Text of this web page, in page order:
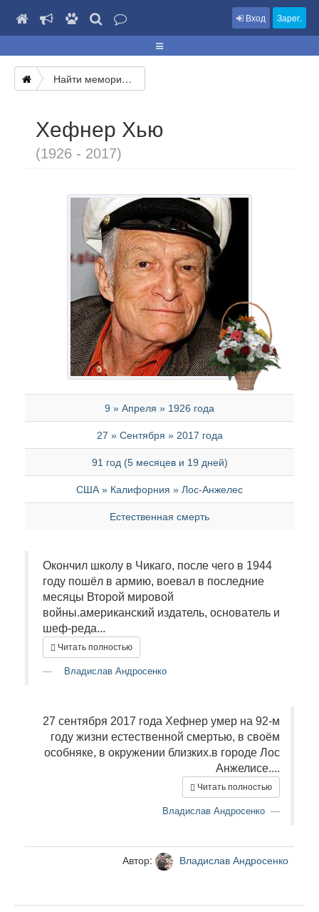
Вход Зарег.
Найти мемориал
Хефнер Хью
(1926 - 2017)
9 » Апреля » 1926 года
27 » Сентября » 2017 года
91 год (5 месяцев и 19 дней)
США » Калифорния » Лос-Анжелес
Естественная смерть
Окончил школу в Чикаго, после чего в 1944
году пошёл в армию, воевал в последние
месяцы Второй мировой
войны.американский издатель, основатель и
шеф-реда...
Читать полностью
Владислав Андросенко
27 сентября 2017 года Хефнер умер на 92-м
году жизни естественной смертью, в своём
особняке, в окружении близких.в городе Лос
Анжелисе....
Читать полностью
Владислав Андросенко
Автор: Владислав Андросенко